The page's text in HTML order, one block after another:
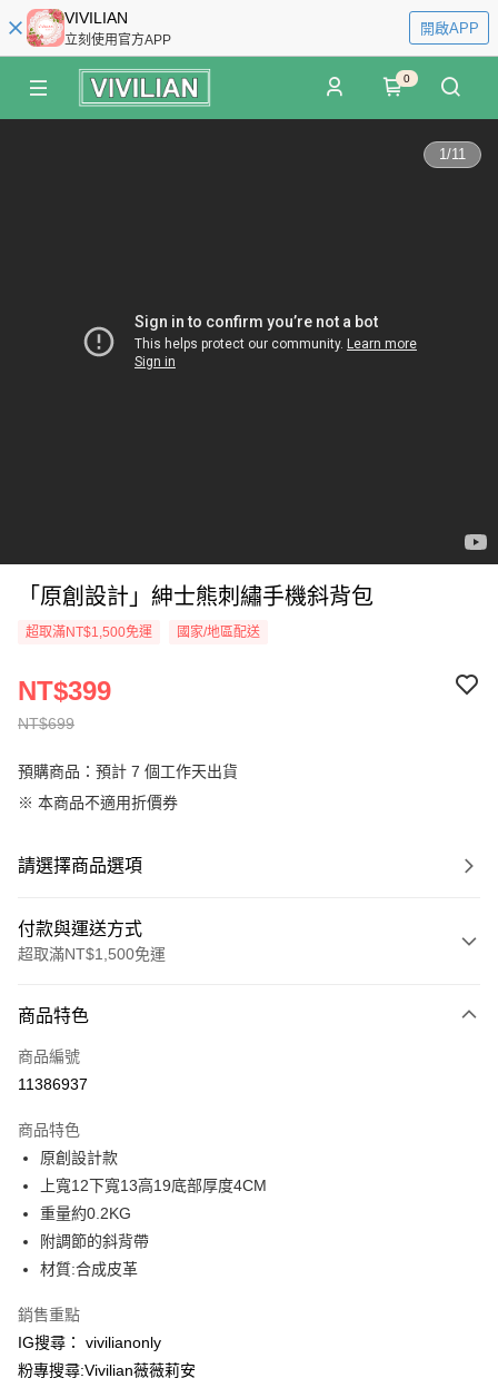
VIVILIAN
立刻使用官方APP
開啟APP
0
1/11
「原創設計」紳士熊刺繡手機斜背包
超取滿NT$1,500免運 國家/地區配送
NT$699
NT$399
預購商品：預計 7 個工作天出貨
※ 本商品不適用折價券
請選擇商品選項
付款與運送方式
超取滿NT$1,500免運
信用卡一次付款
信用卡分期付款
合作金庫商業銀行
華南商業銀行
上海商業儲蓄銀行
國泰世華商業銀行
臺灣中小企業銀行
匯豐（台灣）商業銀行
聯邦商業銀行
元大商業銀行
台新國際商業銀行
台灣樂天信用卡公司
超商取貨付款
LINE Pay
Apple Pay
街口支付
悠遊付
Google Pay
商品特色
商品編號
11386937
商品特色
原創設計款
上寬12下寬13高19底部厚度4CM
重量約0.2KG
附調節的斜背帶
材質:合成皮革
銷售重點
IG搜尋： vivilianonly
粉專搜尋:Vivilian薇薇莉安